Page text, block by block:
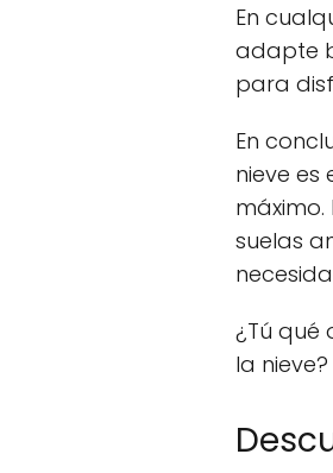
En
adapte
para
En
nieve
suelas
¿Tú qué
la nieve?